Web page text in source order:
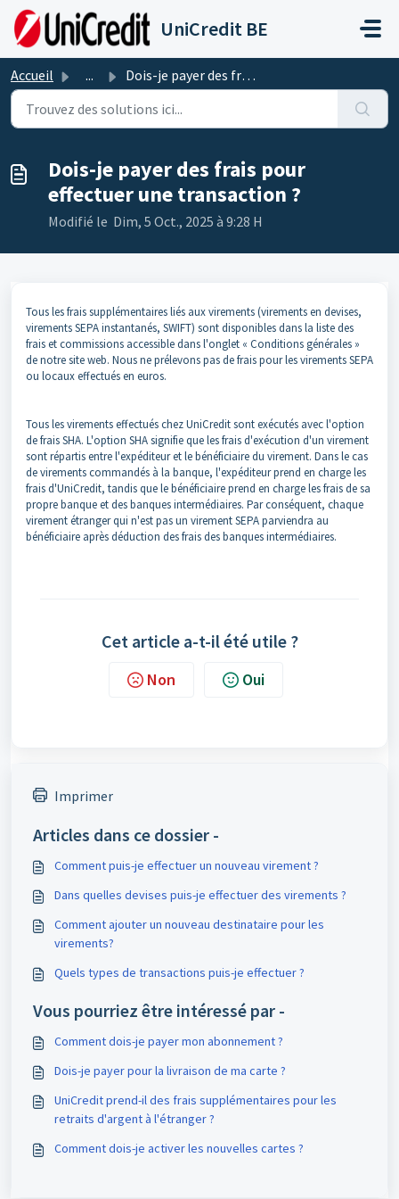
Passer au contenu principal
UniCredit BE
Accueil ... Dois-je payer des frais pour effectuer une transaction ?
Dois-je payer des frais pour
effectuer une transaction ?
Modifié le Dim, 5 Oct., 2025 à 9:28 H
Tous les frais supplémentaires liés aux virements (virements en devises,
virements SEPA instantanés, SWIFT) sont disponibles dans la liste des
frais et commissions accessible dans l'onglet « Conditions générales »
de notre site web. Nous ne prélevons pas de frais pour les virements SEPA
ou locaux effectués en euros.
Tous les virements effectués chez UniCredit sont exécutés avec l'option
de frais SHA. L'option SHA signifie que les frais d'exécution d'un virement
sont répartis entre l'expéditeur et le bénéficiaire du virement. Dans le cas
de virements commandés à la banque, l'expéditeur prend en charge les
frais d'UniCredit, tandis que le bénéficiaire prend en charge les frais de sa
propre banque et des banques intermédiaires. Par conséquent, chaque
virement étranger qui n'est pas un virement SEPA parviendra au
bénéficiaire après déduction des frais des banques intermédiaires.
Cet article a-t-il été utile ?
Non Oui
Imprimer
Articles dans ce dossier -
Comment puis-je effectuer un nouveau virement ?
Dans quelles devises puis-je effectuer des virements ?
Comment ajouter un nouveau destinataire pour les
virements?
Quels types de transactions puis-je effectuer ?
Vous pourriez être intéressé par -
Comment dois-je payer mon abonnement ?
Dois-je payer pour la livraison de ma carte ?
UniCredit prend-il des frais supplémentaires pour les
retraits d'argent à l'étranger ?
Comment dois-je activer les nouvelles cartes ?